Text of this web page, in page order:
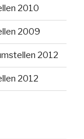
2010
2009
2012
2012